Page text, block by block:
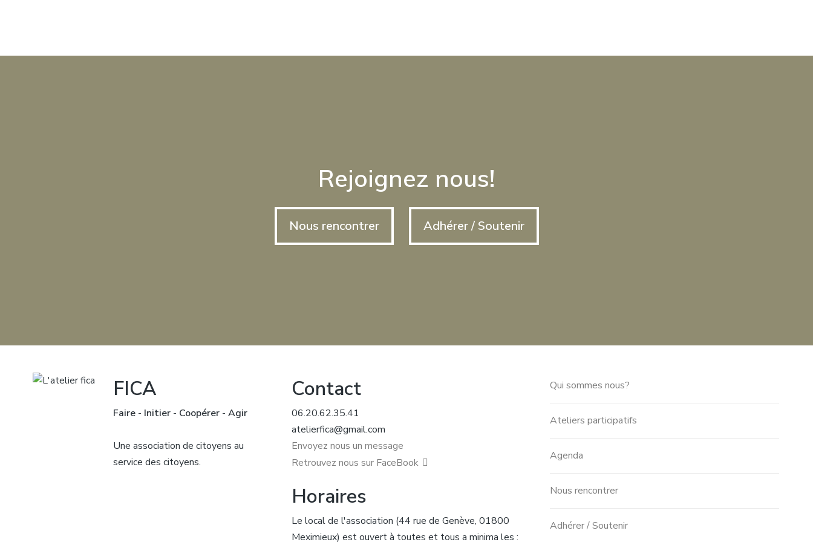
Rejoignez nous!
Nous rencontrer Adhérer / Soutenir
FICA
Faire- Initier- Coopérer- Agir
Une association de citoyens au
service des citoyens.
Contact
06.20.62.35.41
atelierfica@gmail.com
Envoyez nous un message
Retrouvez nous sur FaceBook
Horaires
Le local de l'association (44 rue de Genève, 01800
Meximieux) est ouvert à toutes et tous a minima les :
Qui sommes nous?
Ateliers participatifs
Agenda
Nous rencontrer
Adhérer / Soutenir